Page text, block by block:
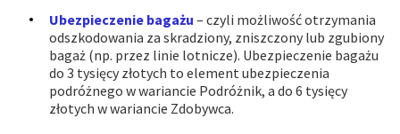
Ubezpieczenie bagażu – czyli możliwość otrzymania
odszkodowania za skradziony, zniszczony lub zgubiony
bagaż (np. przez linie lotnicze). Ubezpieczenie bagażu
do 3 tysięcy złotych to element ubezpieczenia
podróżnego w wariancie Podróżnik, a do 6 tysięcy
złotych w wariancie Zdobywca.